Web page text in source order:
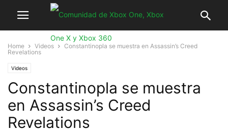
Home Videos
Constantinopla se muestra en Assassin’s Creed
Revelations
Videos
Constantinopla se muestra
en Assassin’s Creed
Revelations